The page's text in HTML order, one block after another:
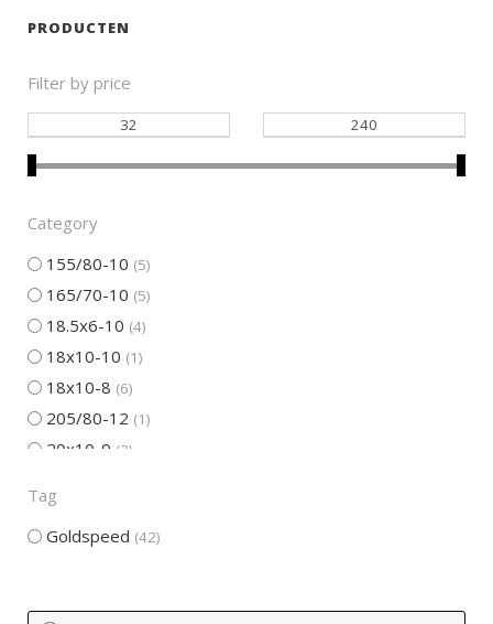
PRODUCTEN
Filter by price
Category
155/80-10 5
165/70-10 5
18.5x6-10 4
18x10-10 1
18x10-8 6
205/80-12 1
20x10-9 3
21x10-9
21x6-10 2
Tag
Goldspeed 42
P